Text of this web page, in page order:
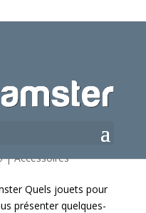
?
|Accessoires
Quels jouets pour
présenter quelques-